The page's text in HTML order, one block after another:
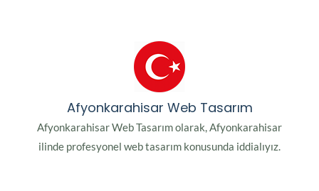
Afyonkarahisar Web Tasarım
Afyonkarahisar Web Tasarım olarak, Afyonkarahisar
ilinde profesyonel web tasarım konusunda iddialıyız.